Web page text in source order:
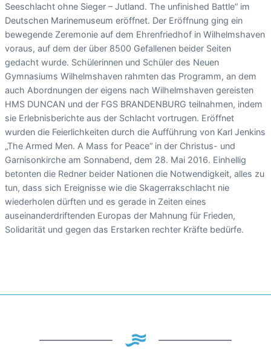
Seeschlacht ohne Sieger – Jutland. The unfinished Battle“ im
Deutschen Marinemuseum eröffnet. Der Eröffnung ging ein
bewegende Zeremonie auf dem Ehrenfriedhof in Wilhelmshaven
voraus, auf dem der über 8500 Gefallenen beider Seiten
gedacht wurde. Schülerinnen und Schüler des Neuen
Gymnasiums Wilhelmshaven rahmten das Programm, an dem
auch Abordnungen der eigens nach Wilhelmshaven gereisten
HMS DUNCAN und der FGS BRANDENBURG teilnahmen, indem
sie Erlebnisberichte aus der Schlacht vortrugen. Eröffnet
wurden die Feierlichkeiten durch die Aufführung von Karl Jenkins
„The Armed Men. A Mass for Peace“ in der Christus- und
Garnisonkirche am Sonnabend, dem 28. Mai 2016. Einhellig
betonten die Redner beider Nationen die Notwendigkeit, alles zu
tun, dass sich Ereignisse wie die Skagerrakschlacht nie
wiederholen dürften und es gerade in Zeiten eines
auseinanderdriftenden Europas der Mahnung für Frieden,
Solidarität und gegen das Erstarken rechter Kräfte bedürfe.